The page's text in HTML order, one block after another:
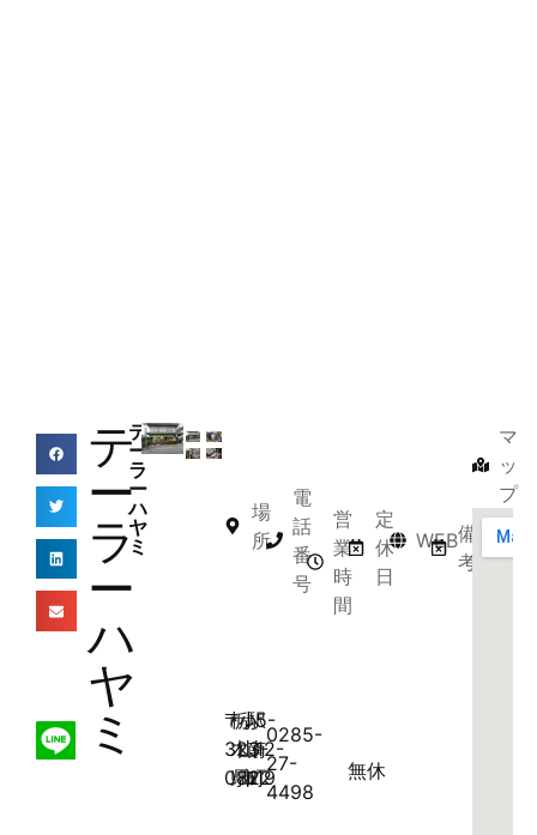
テ
ー
ラ
ー
ハ
ヤ
ミ
テ
ー
ラ
ー
ハ
ヤ
ミ
場
所
〒
323-
0822
栃
木
県
小
山
市
駅
南
町
5-
12-
19
電
話
番
号
0285-
27-
4498
営
業
時
間
定
休
日
無休
WEB備
考
マ
ッ
プ